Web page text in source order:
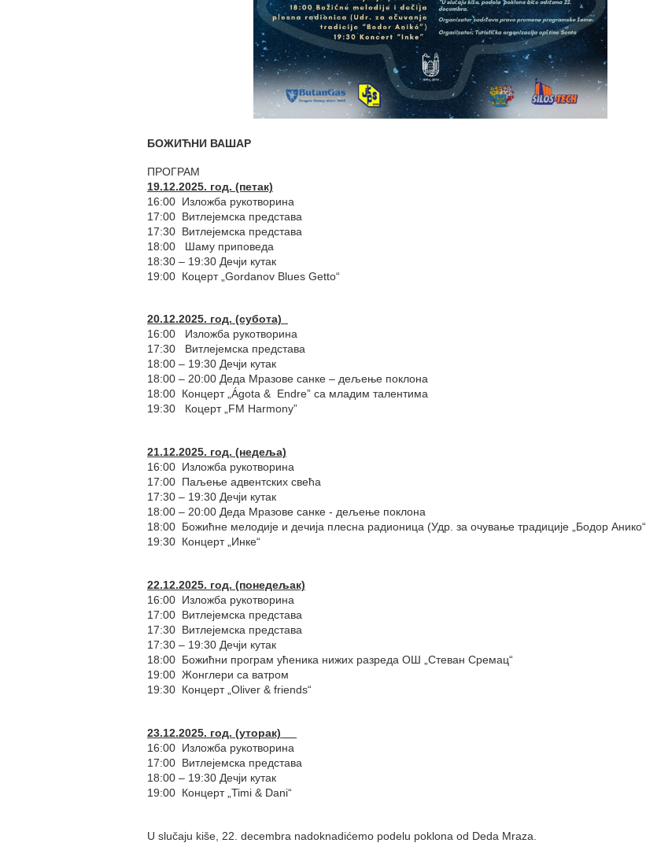
БОЖИЋНИ ВАШАР
ПРОГРАМ
19.12.2025. год. (петак)
16:00 Изложба рукотворина
17:00 Витлејемска представа
17:30 Витлејемска представа
18:00 Шаму приповеда
18:30 – 19:30 Дечји кутак
19:00 Коцерт „Gordanov Blues Getto“
20.12.2025. год. (субота)
16:00 Изложба рукотворина
17:30 Витлејемска представа
18:00 – 19:30 Дечји кутак
18:00 – 20:00 Деда Мразове санке – дељење поклона
18:00 Концерт „Ágota & Endre” са младим талентима
19:30 Коцерт „FM Harmony”
21.12.2025. год. (недеља)
16:00 Изложба рукотворина
17:00 Паљење адвентских свећа
17:30 – 19:30 Дечји кутак
18:00 – 20:00 Деда Мразове санке - дељење поклона
18:00 Божићне мелодије и дечија плесна радионица (Удр. за очување традиције „Бодор Анико“
19:30 Концерт „Инке“
22.12.2025. год. (понедељак)
16:00 Изложба рукотворина
17:00 Витлејемска представа
17:30 Витлејемска представа
17:30 – 19:30 Дечји кутак
18:00 Божићни програм ућеника нижих разреда ОШ „Стеван Сремац“
19:00 Жонглери са ватром
19:30 Концерт „Oliver & friends“
23.12.2025. год. (уторак)
16:00 Изложба рукотворина
17:00 Витлејемска представа
18:00 – 19:30 Дечји кутак
19:00 Концерт „Timi & Dani“
U slučaju kiše, 22. decembra nadoknadićemo podelu poklona od Deda Mraza.